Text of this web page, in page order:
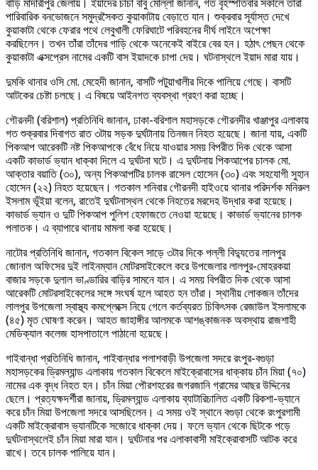
বাড়ি মাদারীপুর জেলায়। ইয়াদের চাচা বাবু মোল্লা জানান, গত বৃহস্পতিবার সকালে তাঁরা
পারিবারিক বনভোজনে সমুদ্রসৈকত কুয়াকাটায় বেড়াতে যান। শুক্রবার সূর্যাস্ত দেখে
কুয়াকাটা থেকে ফেরার পথে লেবুখালী ফেরিঘাটে পরিবহনের দীর্ঘ লাইনে অপেক্ষা
করছিলেন। তখন তাঁরা তাঁদের গাড়ি থেকে অনেকেই বাইরে বের হন। হঠাৎ পেছন থেকে
কুয়াকাটা এক্সপ্রেস নামের একটি বাস ইয়াদকে চাপা দেয়। ঘটনাস্থলে ইয়াদ মারা যায়।
দুমকি থানার ওসি মো. মেহেদী জানান, বাসটি পটুয়াখালীর দিকে পালিয়ে গেছে। বাসটি
আটকের চেষ্টা চলছে। এ বিষয়ে আইনগত ব্যবস্থা গ্রহণ করা হচ্ছে।
গৌরনদী (বরিশাল) প্রতিনিধি জানান, ঢাকা-বরিশাল মহাসড়কে গৌরনদীর খাঞ্জাপুর এলাকায়
গত শুক্রবার দিবাগত রাত ৩টায় সড়ক দুর্ঘটানায় তিনজন নিহত হয়েছে। জানা যায়, একটি
পিকআপ আরেকটি নষ্ট পিকআপকে বেঁধে নিয়ে যাওয়ার সময় বিপরীত দিক থেকে আসা
একটি কাভার্ড ভ্যান ধাক্কা দিলে এ দুর্ঘটনা ঘটে। এ দুর্ঘটনায় পিকআপের চালক মো.
আক্তার বয়াতি (৩০), অন্য পিকআপটির চালক রাসেল হোসেন (৩০) এবং সহযোগী সুহান
হোসেন (২২) নিহত হয়েছেন। গতকাল শনিবার গৌরনদী হাইওয়ে থানার পরিদর্শক মনিরুল
ইসলাম ভূঁইয়া বলেন, রাতেই দুর্ঘটনাস্থল থেকে নিহতের মরদেহ উদ্ধার করা হয়েছে।
কাভার্ড ভ্যান ও দুটি পিকআপ পুলিশ হেফাজতে নেওয়া হয়েছে। কাভার্ড ভ্যানের চালক
পলাতক। এ ব্যাপারে থানায় মামলা করা হয়েছে।
নাটোর প্রতিনিধি জানান, গতকাল বিকেল সাড়ে ৩টার দিকে পল্লী বিদ্যুতের লালপুর
জোনাল অফিসের দুই লাইনম্যান মোটরসাইকেলে করে উপজেলার লালপুর-মোহরকয়া
বাজার সড়কে দুলাল ভাণ্ডারির বাড়ির সামনে যান। এ সময় বিপরীত দিক থেকে আসা
আরেকটি মোটরসাইকেলের সঙ্গে সংঘর্ষ হলে আহত হন তাঁরা। স্থানীয় লোকজন তাঁদের
লালপুর উপজেলা স্বাস্থ্য কমপ্লেক্সে নিয়ে গেলে কর্তব্যরত চিকিৎসক রেজাউল ইসলামকে
(৪৫) মৃত ঘোষণা করেন। আহত জাহাঙ্গীর আলমকে আশঙ্কাজনক অবস্থায় রাজশাহী
মেডিক্যাল কলেজ হাসপাতালে পাঠানো হয়েছে।
গাইবান্ধা প্রতিনিধি জানান, গাইবান্ধার পলাশবাড়ী উপজেলা সদরে রংপুর-বগুড়া
মহাসড়কের ড্রিমল্যান্ড এলাকায় গতকাল বিকেলে মাইক্রোবাসের ধাক্কায় চাঁন মিয়া (৭০)
নামের এক বৃদ্ধ নিহত হন। চাঁন মিয়া পৌরশহরের জগরজানি গ্রামের আছর উদ্দিনের
ছেলে। প্রত্যক্ষদর্শীরা জানায়, ড্রিমল্যান্ড এলাকায় ব্যাটারিচালিত একটি রিকশা-ভ্যানে
করে চাঁন মিয়া উপজেলা সদরে আসছিলেন। এ সময় ওই স্থানে বগুড়া থেকে রংপুরগামী
একটি মাইক্রোবাস ভ্যানটিকে সজোরে ধাক্কা দেয়। ফলে ভ্যান থেকে ছিটকে পড়ে
দুর্ঘটনাস্থলেই চাঁন মিয়া মারা যান। দুর্ঘটনার পর এলাকাবাসী মাইক্রোবাসটি আটক করে
রাখে। তবে চালক পালিয়ে যান।